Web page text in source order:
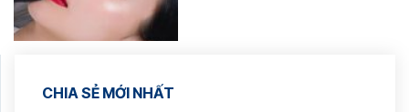
CHIA SẺ MỚI NHẤT